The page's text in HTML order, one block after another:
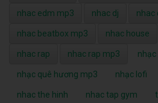
nhac edm mp3 nhac dj nhac
nhac beatbox mp3 nhac house
nhac rap nhac rap mp3
nhạc quê hương mp3 nhạc lofi
nhac the hinh nhac tap gym